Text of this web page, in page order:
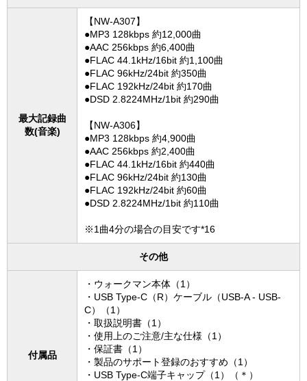
最大記録曲
数(音楽)
【NW-A307】
●MP3 128kbps 約12,000曲
●AAC 256kbps 約6,400曲
●FLAC 44.1kHz/16bit 約1,100曲
●FLAC 96kHz/24bit 約350曲
●FLAC 192kHz/24bit 約170曲
●DSD 2.8224MHz/1bit 約290曲
【NW-A306】
●MP3 128kbps 約4,900曲
●AAC 256kbps 約2,400曲
●FLAC 44.1kHz/16bit 約440曲
●FLAC 96kHz/24bit 約130曲
●FLAC 192kHz/24bit 約60曲
●DSD 2.8224MHz/1bit 約110曲
※1曲4分の場合の目安です*16
その他
付属品
・ウォークマン本体（1）
・USB Type-C（R）ケーブル（USB-A - USB-
C）（1）
・取扱説明書（1）
・使用上のご注意/主な仕様（1）
・保証書（1）
・製品のサポート登録のおすすめ（1）
・USB Type-C端子キャップ（1）（＊）